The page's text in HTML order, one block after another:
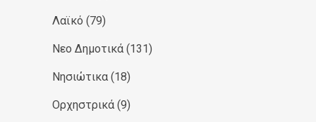
Λαϊκό (79)
Νεο Δημοτικά (131)
Νησιώτικα (18)
Ορχηστρικά (9)